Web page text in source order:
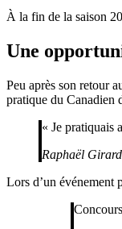
À la fin de la saison
Une
Peu après son retour
pratique du Canadien
« Je pratiquais
Raphaël Girard
Lors d’un événement